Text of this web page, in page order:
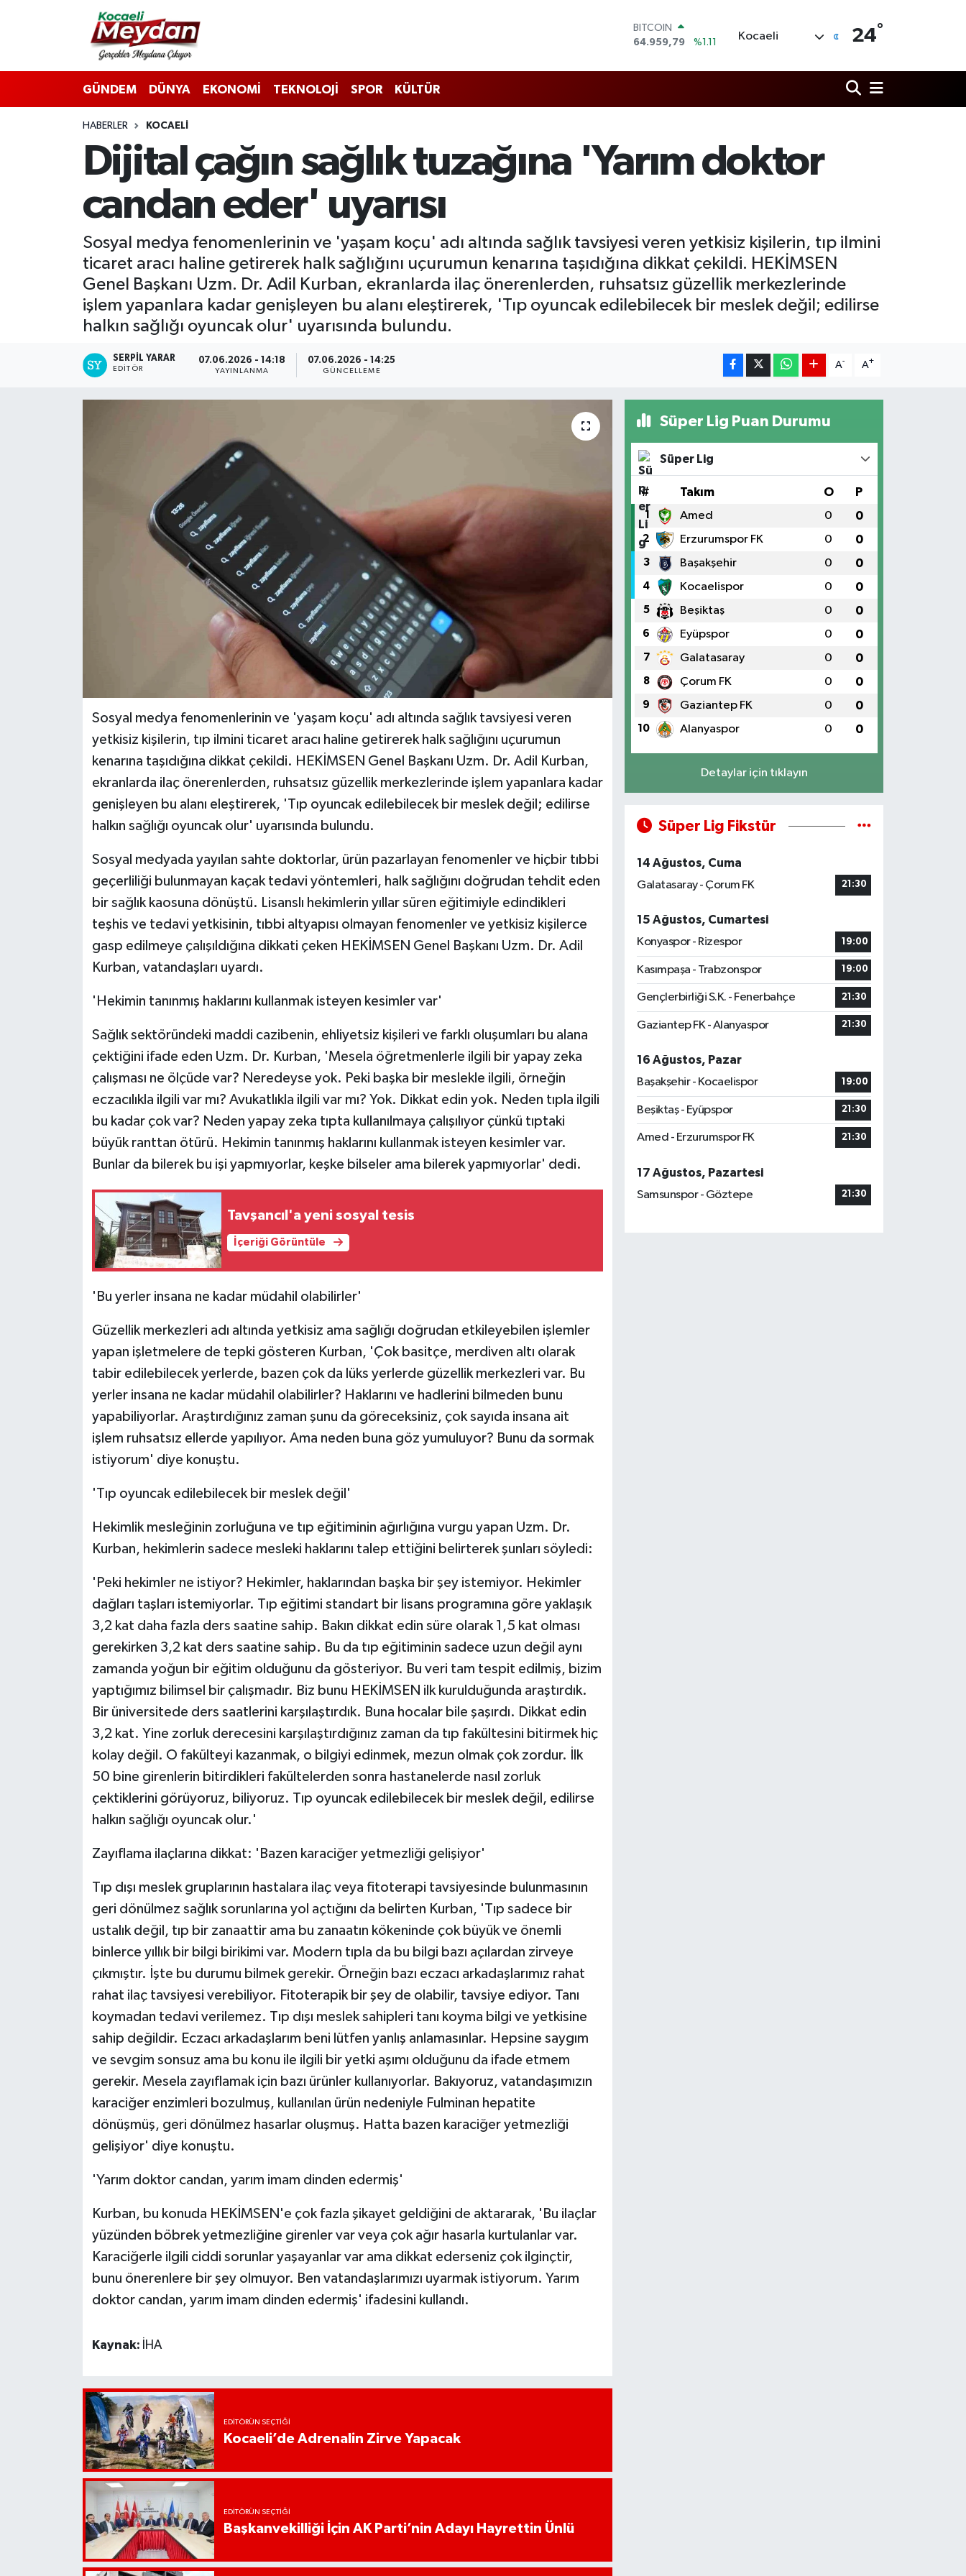
DOLAR
47,7436
%0.18
55,2510
%0.32
13.779
%-14
Kocaeli 24°
GÜNDEM DÜNYA EKONOMİ TEKNOLOJİ SPOR KÜLTÜR
HABERLER KOCAELI
Dijital çağın sağlık tuzağına 'Yarım doktor
candan eder' uyarısı
Sosyal medya fenomenlerinin ve 'yaşam koçu' adı altında sağlık tavsiyesi veren yetkisiz kişilerin, tıp ilmini
ticaret aracı haline getirerek halk sağlığını uçurumun kenarına taşıdığına dikkat çekildi. HEKİMSEN
Genel Başkanı Uzm. Dr. Adil Kurban, ekranlarda ilaç önerenlerden, ruhsatsız güzellik merkezlerinde
işlem yapanlara kadar genişleyen bu alanı eleştirerek, 'Tıp oyuncak edilebilecek bir meslek değil; edilirse
halkın sağlığı oyuncak olur' uyarısında bulundu.
SERPİL YARAR
EDITÖR
07.06.2026 - 14:18
YAYINLANMA
07.06.2026 - 14:25
GÜNCELLEME
A- A+
Sosyal medya fenomenlerinin ve 'yaşam koçu' adı altında sağlık tavsiyesi veren
yetkisiz kişilerin, tıp ilmini ticaret aracı haline getirerek halk sağlığını uçurumun
kenarına taşıdığına dikkat çekildi. HEKİMSEN Genel Başkanı Uzm. Dr. Adil Kurban,
ekranlarda ilaç önerenlerden, ruhsatsız güzellik merkezlerinde işlem yapanlara kadar
genişleyen bu alanı eleştirerek, 'Tıp oyuncak edilebilecek bir meslek değil; edilirse
halkın sağlığı oyuncak olur' uyarısında bulundu.
Sosyal medyada yayılan sahte doktorlar, ürün pazarlayan fenomenler ve hiçbir tıbbi
geçerliliği bulunmayan kaçak tedavi yöntemleri, halk sağlığını doğrudan tehdit eden
bir sağlık kaosuna dönüştü. Lisanslı hekimlerin yıllar süren eğitimiyle edindikleri
teşhis ve tedavi yetkisinin, tıbbi altyapısı olmayan fenomenler ve yetkisiz kişilerce
gasp edilmeye çalışıldığına dikkati çeken HEKİMSEN Genel Başkanı Uzm. Dr. Adil
Kurban, vatandaşları uyardı.
'Hekimin tanınmış haklarını kullanmak isteyen kesimler var'
Sağlık sektöründeki maddi cazibenin, ehliyetsiz kişileri ve farklı oluşumları bu alana
çektiğini ifade eden Uzm. Dr. Kurban, 'Mesela öğretmenlerle ilgili bir yapay zeka
çalışması ne ölçüde var? Neredeyse yok. Peki başka bir meslekle ilgili, örneğin
eczacılıkla ilgili var mı? Avukatlıkla ilgili var mı? Yok. Dikkat edin yok. Neden tıpla ilgili
bu kadar çok var? Neden yapay zeka tıpta kullanılmaya çalışılıyor çünkü tıptaki
büyük ranttan ötürü. Hekimin tanınmış haklarını kullanmak isteyen kesimler var.
Bunlar da bilerek bu işi yapmıyorlar, keşke bilseler ama bilerek yapmıyorlar' dedi.
Tavşancıl'a yeni sosyal tesis
İçeriği Görüntüle
'Bu yerler insana ne kadar müdahil olabilirler'
Güzellik merkezleri adı altında yetkisiz ama sağlığı doğrudan etkileyebilen işlemler
yapan işletmelere de tepki gösteren Kurban, 'Çok basitçe, merdiven altı olarak
tabir edilebilecek yerlerde, bazen çok da lüks yerlerde güzellik merkezleri var. Bu
yerler insana ne kadar müdahil olabilirler? Haklarını ve hadlerini bilmeden bunu
yapabiliyorlar. Araştırdığınız zaman şunu da göreceksiniz, çok sayıda insana ait
işlem ruhsatsız ellerde yapılıyor. Ama neden buna göz yumuluyor? Bunu da sormak
istiyorum' diye konuştu.
'Tıp oyuncak edilebilecek bir meslek değil'
Hekimlik mesleğinin zorluğuna ve tıp eğitiminin ağırlığına vurgu yapan Uzm. Dr.
Kurban, hekimlerin sadece mesleki haklarını talep ettiğini belirterek şunları söyledi:
'Peki hekimler ne istiyor? Hekimler, haklarından başka bir şey istemiyor. Hekimler
dağları taşları istemiyorlar. Tıp eğitimi standart bir lisans programına göre yaklaşık
3,2 kat daha fazla ders saatine sahip. Bakın dikkat edin süre olarak 1,5 kat olması
gerekirken 3,2 kat ders saatine sahip. Bu da tıp eğitiminin sadece uzun değil aynı
zamanda yoğun bir eğitim olduğunu da gösteriyor. Bu veri tam tespit edilmiş, bizim
yaptığımız bilimsel bir çalışmadır. Biz bunu HEKİMSEN ilk kurulduğunda araştırdık.
Bir üniversitede ders saatlerini karşılaştırdık. Buna hocalar bile şaşırdı. Dikkat edin
3,2 kat. Yine zorluk derecesini karşılaştırdığınız zaman da tıp fakültesini bitirmek hiç
kolay değil. O fakülteyi kazanmak, o bilgiyi edinmek, mezun olmak çok zordur. İlk
50 bine girenlerin bitirdikleri fakültelerden sonra hastanelerde nasıl zorluk
çektiklerini görüyoruz, biliyoruz. Tıp oyuncak edilebilecek bir meslek değil, edilirse
halkın sağlığı oyuncak olur.'
Zayıflama ilaçlarına dikkat: 'Bazen karaciğer yetmezliği gelişiyor'
Tıp dışı meslek gruplarının hastalara ilaç veya fitoterapi tavsiyesinde bulunmasının
geri dönülmez sağlık sorunlarına yol açtığını da belirten Kurban, 'Tıp sadece bir
ustalık değil, tıp bir zanaattir ama bu zanaatın kökeninde çok büyük ve önemli
binlerce yıllık bir bilgi birikimi var. Modern tıpla da bu bilgi bazı açılardan zirveye
çıkmıştır. İşte bu durumu bilmek gerekir. Örneğin bazı eczacı arkadaşlarımız rahat
rahat ilaç tavsiyesi verebiliyor. Fitoterapik bir şey de olabilir, tavsiye ediyor. Tanı
koymadan tedavi verilemez. Tıp dışı meslek sahipleri tanı koyma bilgi ve yetkisine
sahip değildir. Eczacı arkadaşlarım beni lütfen yanlış anlamasınlar. Hepsine saygım
ve sevgim sonsuz ama bu konu ile ilgili bir yetki aşımı olduğunu da ifade etmem
gerekir. Mesela zayıflamak için bazı ürünler kullanıyorlar. Bakıyoruz, vatandaşımızın
karaciğer enzimleri bozulmuş, kullanılan ürün nedeniyle Fulminan hepatite
dönüşmüş, geri dönülmez hasarlar oluşmuş. Hatta bazen karaciğer yetmezliği
gelişiyor' diye konuştu.
'Yarım doktor candan, yarım imam dinden edermiş'
Kurban, bu konuda HEKİMSEN'e çok fazla şikayet geldiğini de aktararak, 'Bu ilaçlar
yüzünden böbrek yetmezliğine girenler var veya çok ağır hasarla kurtulanlar var.
Karaciğerle ilgili ciddi sorunlar yaşayanlar var ama dikkat ederseniz çok ilginçtir,
bunu önerenlere bir şey olmuyor. Ben vatandaşlarımızı uyarmak istiyorum. Yarım
doktor candan, yarım imam dinden edermiş' ifadesini kullandı.
Kaynak: İHA
EDITÖRÜN SEÇTIĞI
Kocaeli’de Adrenalin Zirve Yapacak
EDITÖRÜN SEÇTIĞI
Başkanvekilliği İçin AK Parti’nin Adayı Hayrettin Ünlü
Süper Lig Puan Durumu
Süper Lig
# Takım O P
1 Amed 0 0
2 Erzurumspor FK 0 0
3 Başakşehir 0 0
4 Kocaelispor 0 0
5 Beşiktaş 0 0
6 Eyüpspor 0 0
7 Galatasaray 0 0
8 Çorum FK 0 0
9 Gaziantep FK 0 0
10 Alanyaspor 0 0
Detaylar için tıklayın
Süper Lig Fikstür
14 Ağustos, Cuma
Galatasaray - Çorum FK
21:30
15 Ağustos, Cumartesi
Konyaspor - Rizespor
19:00
Kasımpaşa - Trabzonspor 19:00
Gençlerbirliği S.K. - Fenerbahçe 21:30
Gaziantep FK - Alanyaspor 21:30
16 Ağustos, Pazar
Başakşehir - Kocaelispor
19:00
Beşiktaş - Eyüpspor 21:30
Amed - Erzurumspor FK 21:30
17 Ağustos, Pazartesi
Samsunspor - Göztepe
21:30
Nöbetçi Eczaneler
Hava Durumu
Trafik Durumu
Süper Lig Puan Durumu ve Fikstür
Tüm Manşetler
Son Dakika Haberleri